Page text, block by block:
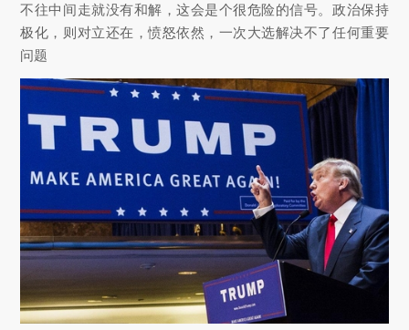
不往中间走就没有和解，这会是个很危险的信号。政治保持
极化，则对立还在，愤怒依然，一次大选解决不了任何重要
问题